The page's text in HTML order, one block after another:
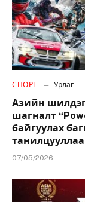
СПОРТ Урлаг
Азийн
шагналт
байгуулах
танилцууллаа
07/05/2026